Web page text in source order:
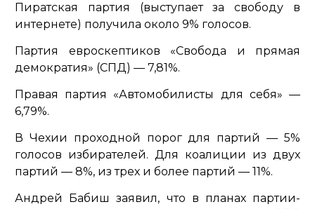
Пиратская партия (выступает за свободу в
интернете) получила около 9% голосов.
Партия евроскептиков «Свобода и прямая
демократия» (СПД) — 7,81%.
Правая партия «Автомобилисты для себя» —
6,79%.
В Чехии проходной порог для партий — 5%
голосов избирателей. Для коалиции из двух
партий — 8%, из трех и более партий — 11%.
Андрей Бабиш заявил, что в планах партии-